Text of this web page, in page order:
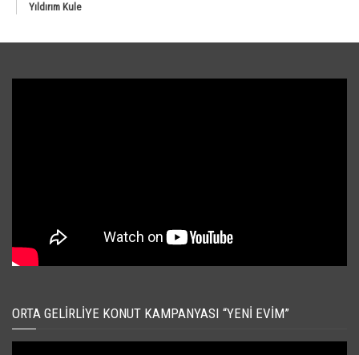
Yıldırım Kule
ORTA GELIRLIYE KONUT KAMPANYASI “YENI EVIM”